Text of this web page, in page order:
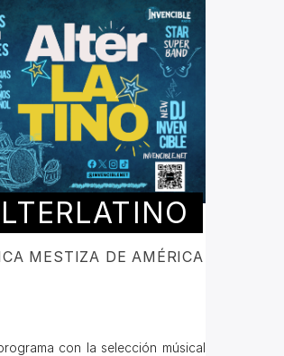
MESTIZA DE AMÉRICA
con la selección músical